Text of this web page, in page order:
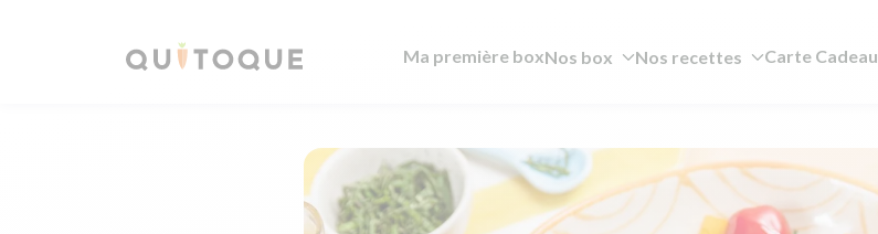
Ma première boxNos box Nos recettes Carte Cadeau